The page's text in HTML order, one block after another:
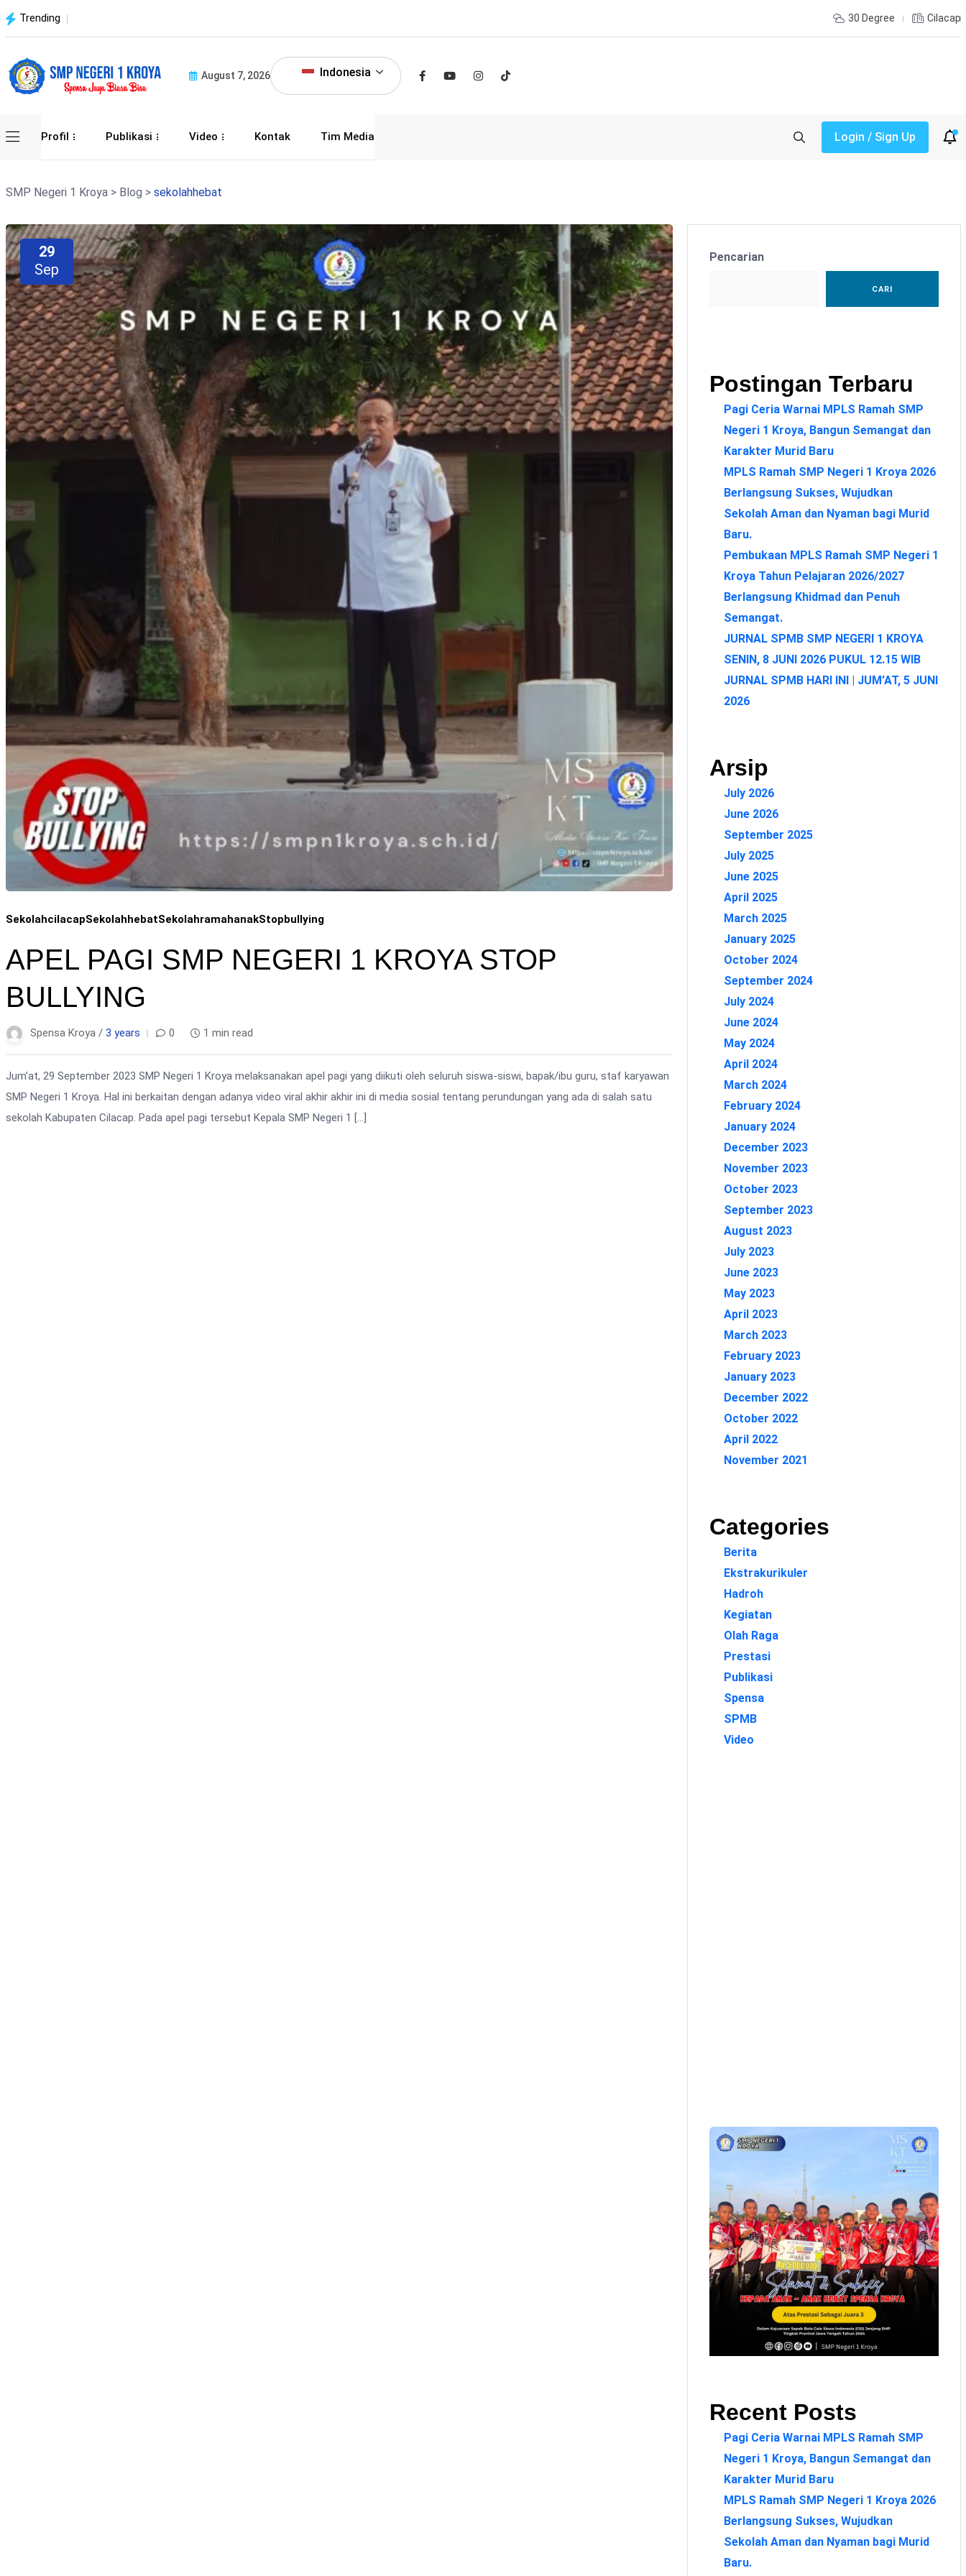
Trending 30 Degree Cilacap
August 7, 2026 Indonesia
Profil Publikasi Video Kontak Tim Media Login / Sign Up
SMP Negeri 1 Kroya> Blog > sekolahhebat
29
Sep
SekolahcilacapSekolahhebatSekolahramahanakStopbullying
APEL PAGI SMP NEGERI 1 KROYA STOP
BULLYING
Spensa Kroya / 3 years 0 1 min read
Jum’at, 29 September 2023 SMP Negeri 1 Kroya melaksanakan apel pagi yang diikuti oleh seluruh siswa-siswi, bapak/ibu guru, staf karyawan
SMP Negeri 1 Kroya. Hal ini berkaitan dengan adanya video viral akhir akhir ini di media sosial tentang perundungan yang ada di salah satu
sekolah Kabupaten Cilacap. Pada apel pagi tersebut Kepala SMP Negeri 1 […]
Pencarian
CARI
Postingan Terbaru
Pagi Ceria Warnai MPLS Ramah SMP
Negeri 1 Kroya, Bangun Semangat dan
Karakter Murid Baru
MPLS Ramah SMP Negeri 1 Kroya 2026
Berlangsung Sukses, Wujudkan
Sekolah Aman dan Nyaman bagi Murid
Baru.
Pembukaan MPLS Ramah SMP Negeri 1
Kroya Tahun Pelajaran 2026/2027
Berlangsung Khidmad dan Penuh
Semangat.
JURNAL SPMB SMP NEGERI 1 KROYA
SENIN, 8 JUNI 2026 PUKUL 12.15 WIB
JURNAL SPMB HARI INI | JUM’AT, 5 JUNI
2026
Arsip
July 2026
June 2026
September 2025
July 2025
June 2025
April 2025
March 2025
January 2025
October 2024
September 2024
July 2024
June 2024
May 2024
April 2024
March 2024
February 2024
January 2024
December 2023
November 2023
October 2023
September 2023
August 2023
July 2023
June 2023
May 2023
April 2023
March 2023
February 2023
January 2023
December 2022
October 2022
April 2022
November 2021
Categories
Berita
Ekstrakurikuler
Hadroh
Kegiatan
Olah Raga
Prestasi
Publikasi
Spensa
SPMB
Video
Recent Posts
Pagi Ceria Warnai MPLS Ramah SMP
Negeri 1 Kroya, Bangun Semangat dan
Karakter Murid Baru
MPLS Ramah SMP Negeri 1 Kroya 2026
Berlangsung Sukses, Wujudkan
Sekolah Aman dan Nyaman bagi Murid
Baru.